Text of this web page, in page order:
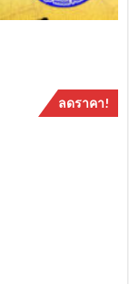
ลดราคา!